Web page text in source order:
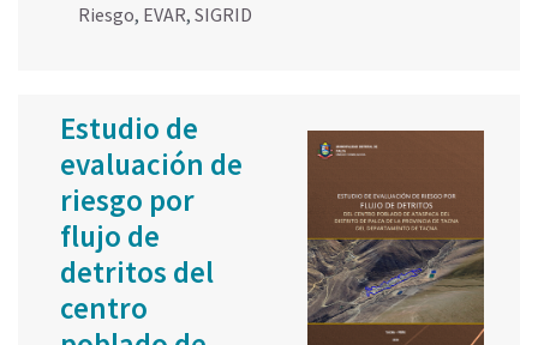
Riesgo, EVAR, SIGRID
Estudio de
evaluación de
riesgo por
flujo de
detritos del
centro